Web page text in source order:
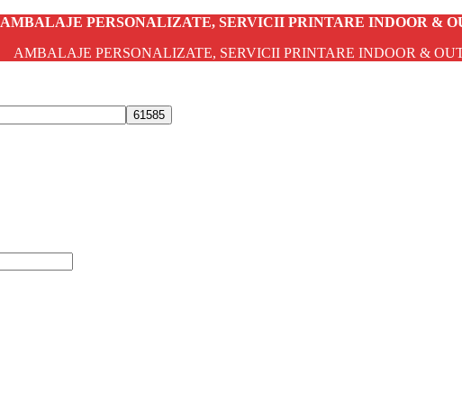
AMBALAJE PERSONALIZATE, SERVICII PRINTARE INDOOR &
AMBALAJE PERSONALIZATE, SERVICII PRINTARE INDOOR &